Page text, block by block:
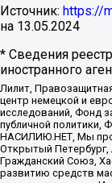
Источник: https://
на 13.05.2024
* Сведения
иностранного
Лилит,
центр немецкой и
исследований, Фонд
публичной политики,
НАСИЛИЮ.НЕТ, Мы
Открытый Петербург,
Гражданский Союз,
развитию средств